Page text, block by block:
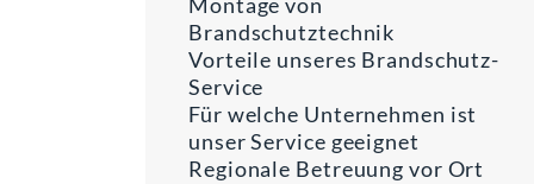
Brandschutztechnik
Vorteile unseres Brandschutz-
Service
Für welche Unternehmen ist
unser Service geeignet
Regionale Betreuung vor Ort